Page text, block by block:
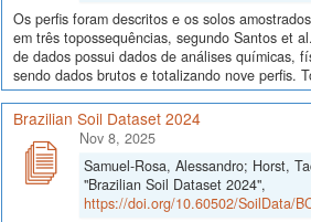
Os perfis foram descritos e os solos
em três topossequências, segundo Santos et
de dados possui dados de análises químicas,
sendo dados brutos e totalizando nove perfis.
Brazilian Soil Dataset 2024
Nov 8, 2025
Samuel-Rosa, Alessandro; Horst,
"Brazilian Soil Dataset 2024",
https://doi.org/10.60502/SoilData/